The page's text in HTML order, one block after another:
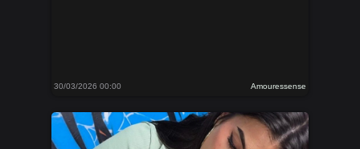
30/03/2026 00:00 Amouressense